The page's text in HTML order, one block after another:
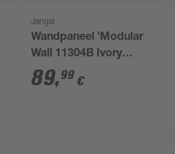
Jangal
Wandpaneel 'Modular
Wall 11304B Ivory
Sandstone Stone'
grau 52 x 104 cm
89,99 €